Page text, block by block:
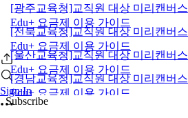
Sign In
[광주교육청]교직원 대상 미리캔버스
Edu+ 요금제 이용 가이드
[전북교육청]교직원 대상 미리캔버스
Edu+ 요금제 이용 가이드
[울산교육청]교직원 대상 미리캔버스
Edu+ 요금제 이용 가이드
[경남교육청]교직원 대상 미리캔버스
Edu+ 요금제 이용 가이드
Subscribe